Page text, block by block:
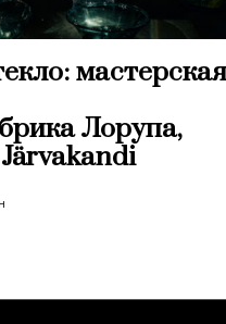
мастерская
Лорупа,